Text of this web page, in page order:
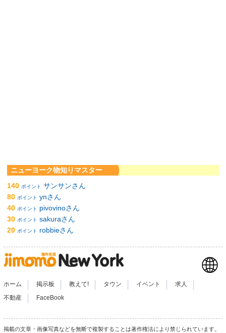
ニューヨーク物知りマスター
140 ポイント サンサンさん
80 ポイント ynさん
40 ポイント
pivovinoさん
30 ポイント sakuraさん
20 ポイント robbieさん
ホーム 掲示板 教えて! タウン イベント 求人
不動産 FaceBook
掲載の文章・画像写真などを無断で複製することは著作権法により禁じられています。